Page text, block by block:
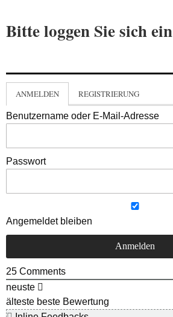
Bitte loggen Sie sich ein
ANMELDEN REGISTRIERUNG
Benutzername oder E-Mail-Adresse
Passwort
Angemeldet bleiben
25 Comments
neuste
älteste beste Bewertung